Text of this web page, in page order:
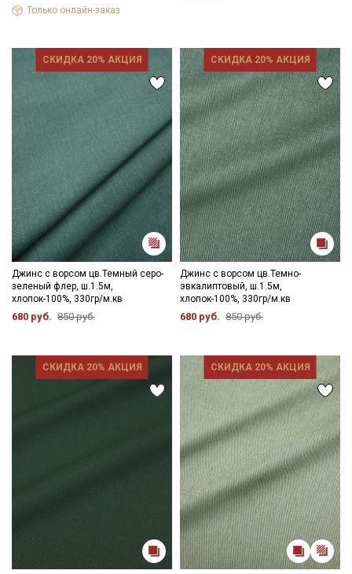
Только онлайн-заказ
СКИДКА 20% АКЦИЯ
Джинс с ворсом цв.Темный серо-
зеленый флер, ш.1.5м,
хлопок-100%, 330гр/м.кв
680 руб. 850 руб.
СКИДКА 20% АКЦИЯ
Джинс с ворсом цв.Темно-
эвкалиптовый, ш.1.5м,
хлопок-100%, 330гр/м.кв
680 руб. 850 руб.
СКИДКА 20% АКЦИЯ СКИДКА 20% АКЦИЯ